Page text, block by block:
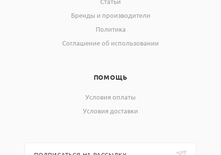
Бренды и производители
Политика
Соглашение об использовании
ПОМОЩЬ
Условия оплаты
Условия доставки